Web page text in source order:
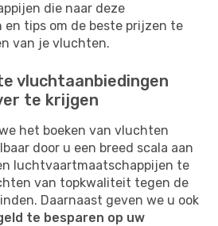
die naar deze
en tips om de beste prijzen te
van je vluchten.
vluchtaanbiedingen
te krijgen
het boeken van vluchten
door u een breed scala aan
luchtvaartmaatschappijen te
van topkwaliteit tegen de
Daarnaast geven we u ook
te besparen op uw